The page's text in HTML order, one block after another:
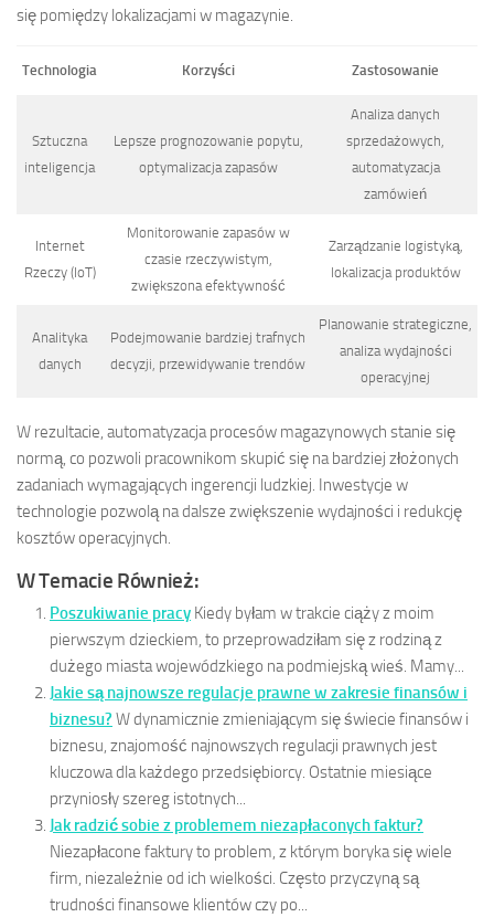
się pomiędzy lokalizacjami w magazynie.
Technologia Korzyści Zastosowanie
Sztuczna
inteligencja
Lepsze prognozowanie popytu,
optymalizacja zapasów
Analiza danych
sprzedażowych,
automatyzacja
zamówień
Internet
Rzeczy (IoT)
Monitorowanie zapasów w
czasie rzeczywistym,
zwiększona efektywność
Zarządzanie logistyką,
lokalizacja produktów
Analityka
danych
Podejmowanie bardziej trafnych
decyzji, przewidywanie trendów
Planowanie strategiczne,
analiza wydajności
operacyjnej
W rezultacie, automatyzacja procesów magazynowych stanie się
normą, co pozwoli pracownikom skupić się na bardziej złożonych
zadaniach wymagających ingerencji ludzkiej. Inwestycje w
technologie pozwolą na dalsze zwiększenie wydajności i redukcję
kosztów operacyjnych.
W Temacie Również:
Poszukiwanie pracy Kiedy byłam w trakcie ciąży z moim
pierwszym dzieckiem, to przeprowadziłam się z rodziną z
dużego miasta wojewódzkiego na podmiejską wieś. Mamy...
Jakie są najnowsze regulacje prawne w zakresie finansów i
biznesu? W dynamicznie zmieniającym się świecie finansów i
biznesu, znajomość najnowszych regulacji prawnych jest
kluczowa dla każdego przedsiębiorcy. Ostatnie miesiące
przyniosły szereg istotnych...
Jak radzić sobie z problemem niezapłaconych faktur?
Niezapłacone faktury to problem, z którym boryka się wiele
firm, niezależnie od ich wielkości. Często przyczyną są
trudności finansowe klientów czy po...